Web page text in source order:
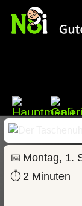
📅 Montag, 1.
⏱ 2 Minuten